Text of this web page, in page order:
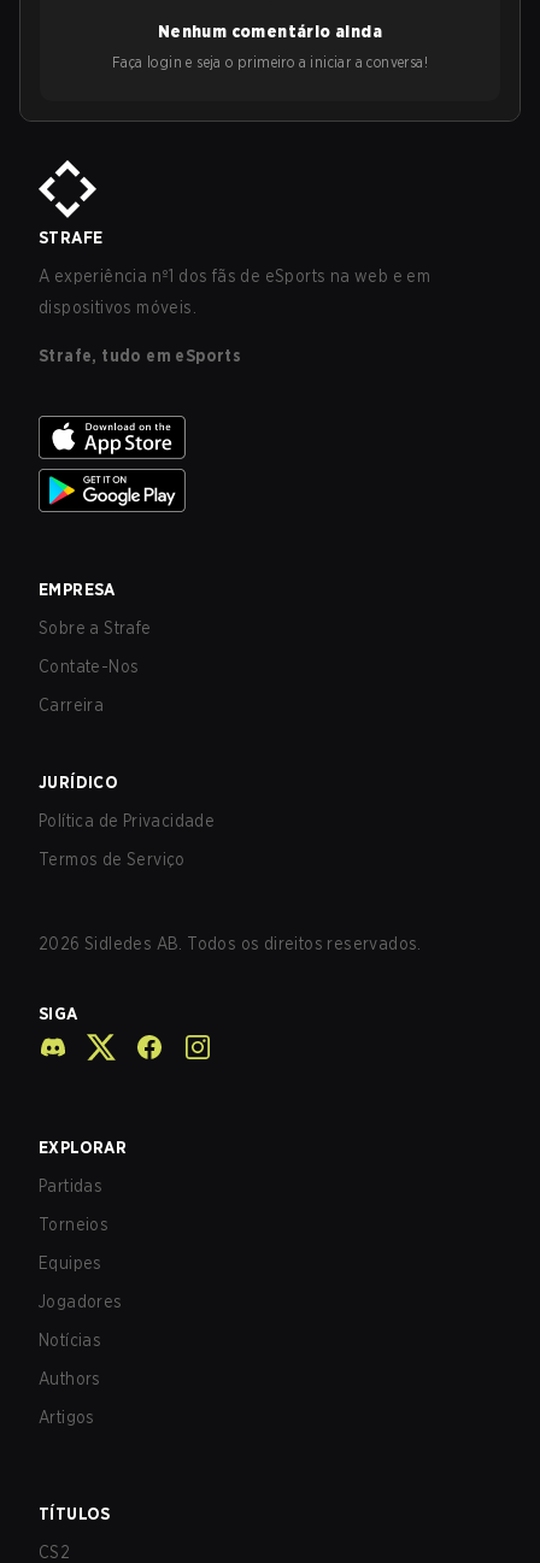
Nenhum comentário ainda
Faça login e seja o primeiro a iniciar a conversa!
STRAFE
A experiência nº1 dos fãs de eSports na web e em
dispositivos móveis.
Strafe, tudo em eSports
EMPRESA
Sobre a Strafe
Contate-Nos
Carreira
JURÍDICO
Política de Privacidade
Termos de Serviço
2026 Sidledes AB. Todos os direitos reservados.
SIGA
EXPLORAR
Partidas
Torneios
Equipes
Jogadores
Notícias
Authors
Artigos
TÍTULOS
CS2